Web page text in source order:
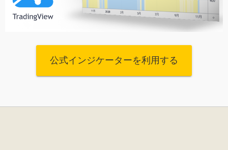
公式インジケーターを利用する